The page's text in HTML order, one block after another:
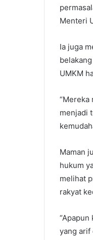
Menteri
Ia juga
UMKM
“Mereka
menjadi
Maman
hukum
melihat
rakyat
yang arif